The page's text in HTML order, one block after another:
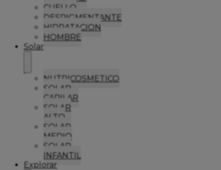
CUELLO
DESPIGMENTANTE
HIDRATACION
HOMBRE
Solar
NUTRICOSMETICO
SOLAR
CAPILAR
SOLAR
ALTO
SOLAR
MEDIO
SOLAR
INFANTIL
Explorar